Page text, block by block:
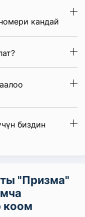
кандай
биздин
"Призма"
коом